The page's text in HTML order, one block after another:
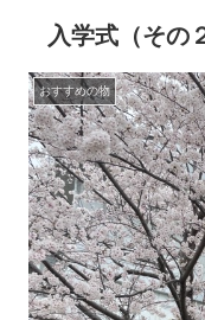
入学式（その
おすすめの物